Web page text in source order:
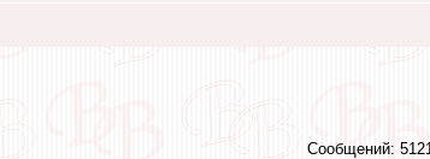
Сообщений: